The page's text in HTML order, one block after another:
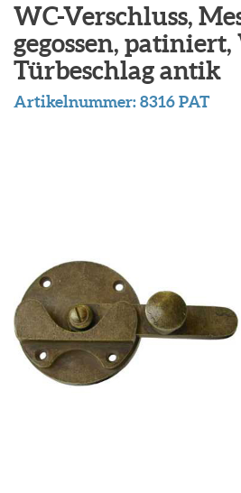
WC-Verschluss,
gegossen, patiniert,
Türbeschlag antik
Artikelnummer:8316 PAT